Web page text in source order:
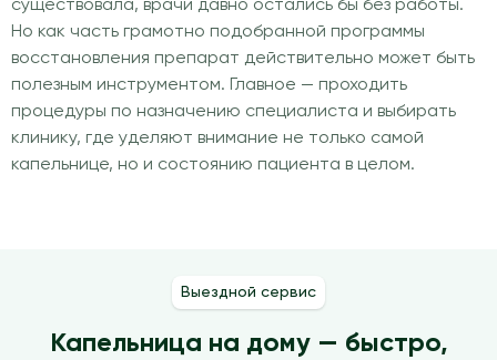
существовала, врачи давно остались бы без работы.
Но как часть грамотно подобранной программы
восстановления препарат действительно может быть
полезным инструментом. Главное — проходить
процедуры по назначению специалиста и выбирать
клинику, где уделяют внимание не только самой
капельнице, но и состоянию пациента в целом.
Выездной сервис
Капельница на дому — быстро,